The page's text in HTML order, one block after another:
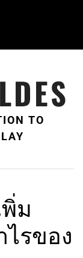
TO
ม
รของ